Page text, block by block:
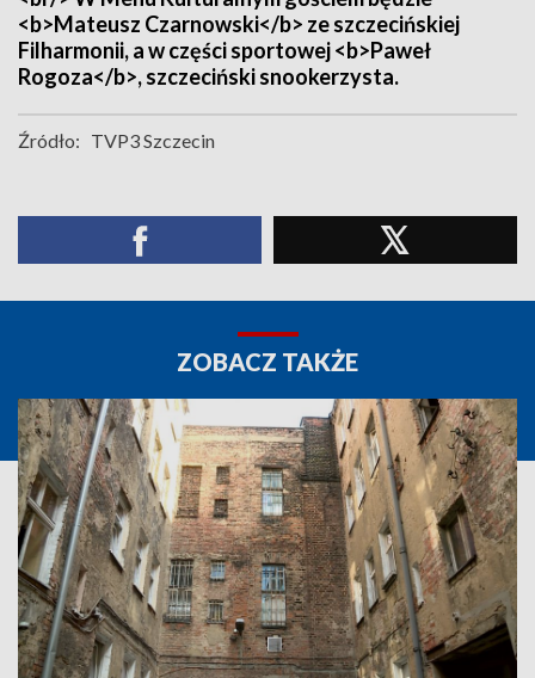
<b>Mateusz Czarnowski</b> ze szczecińskiej
Filharmonii, a w części sportowej <b>Paweł
Rogoza</b>, szczeciński snookerzysta.
Źródło: TVP3 Szczecin
ZOBACZ TAKŻE